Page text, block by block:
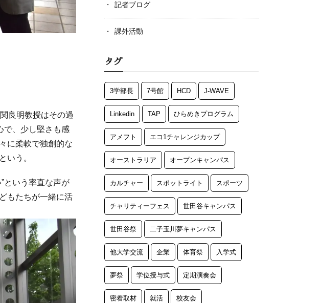
良明教授はその過
で、少し堅さも感
に柔軟で独創的な
いう。
という率直な声が
もたちが一緒に活
記者ブログ
課外活動
タグ
3学部長 7号館 HCD J-WAVE
Linkedin TAP ひらめきプログラム
アメフト エコ1チャレンジカップ
オーストラリア オープンキャンパス
カルチャー スポットライト スポーツ
チャリティーフェス 世田谷キャンパス
世田谷祭 二子玉川夢キャンパス
他大学交流 企業 体育祭 入学式
夢祭 学位授与式 定期演奏会
密着取材 就活 校友会